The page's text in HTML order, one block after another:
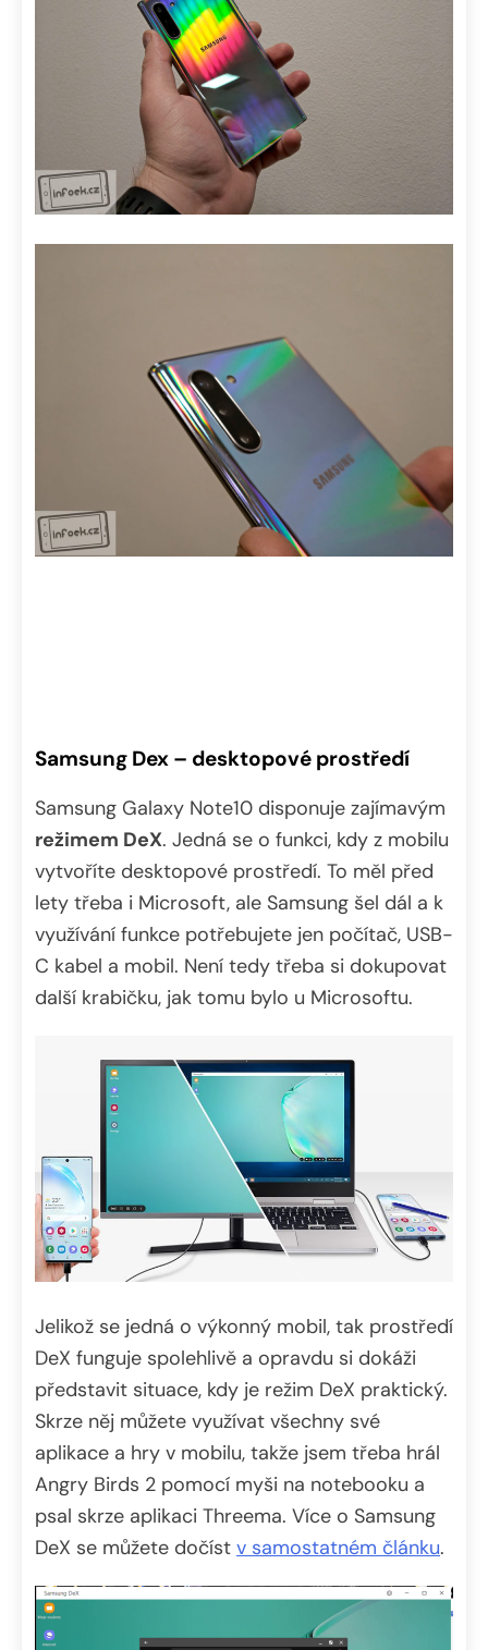
Samsung Dex – desktopové prostředí
Samsung Galaxy Note10 disponuje zajímavým
režimem DeX. Jedná se o funkci, kdy z mobilu
vytvoříte desktopové prostředí. To měl před
lety třeba i Microsoft, ale Samsung šel dál a k
využívání funkce potřebujete jen počítač, USB-
C kabel a mobil. Není tedy třeba si dokupovat
další krabičku, jak tomu bylo u Microsoftu.
Jelikož se jedná o výkonný mobil, tak prostředí
DeX funguje spolehlivě a opravdu si dokáži
představit situace, kdy je režim DeX praktický.
Skrze něj můžete využívat všechny své
aplikace a hry v mobilu, takže jsem třeba hrál
Angry Birds 2 pomocí myši na notebooku a
psal skrze aplikaci Threema. Více o Samsung
DeX se můžete dočíst v samostatném článku.